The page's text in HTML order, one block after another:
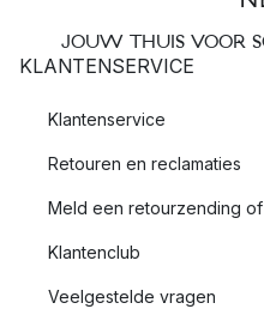
JOUW THUIS VOOR
KLANTENSERVICE
Klantenservice
Retouren en reclamaties
Meld een retourzending of
Klantenclub
Veelgestelde vragen